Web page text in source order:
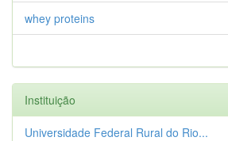
whey proteins
Instituição
Universidade Federal Rural do Rio...